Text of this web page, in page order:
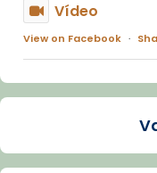
Vídeo
View on Facebook ·
La Carmina va
dos mesos, a